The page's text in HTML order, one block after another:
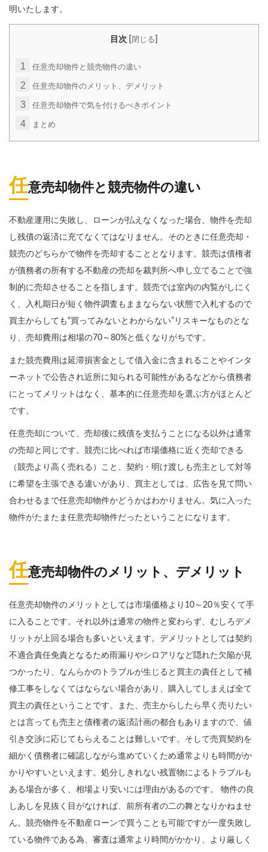
明いたします。
目次 [閉じる]
1 任意売却物件と競売物件の違い
2 任意売却物件のメリット、デメリット
3 任意売却物件で気を付けるべきポイント
4 まとめ
任意売却物件と競売物件の違い
不動産運用に失敗し、ローンが払えなくなった場合、物件を売却
し残債の返済に充てなくてはなりません。そのときに任意売却・
競売のどちらかで物件を売却することとなります。競売は債権者
が債務者の所有する不動産の売却を裁判所へ申し立てることで強
制的に売却させることを指します。競売では室内の内覧がしにく
く、入札期日が短く物件調査もままならない状態で入札するので
買主からしても“買ってみないとわからない”リスキーなものとな
り、売却費用は相場の70～80%と低くなりがちです。
また競売費用は延滞損害金として借入金に含まれることやインタ
ーネットで公告され近所に知られる可能性があるなどから債務者
にとってメリットはなく、基本的に任意売却を選ぶ方がほとんど
です。
任意売却について、売却後に残債を支払うことになる以外は通常
の売却と同じです。競売に比べれば市場価格に近く売却できる
（競売より高く売れる）こと、契約・明け渡しも売主として対等
に希望を主張できる違いがあり、買主としては、広告を見て問い
合わせるまで任意売却物件かどうかはわかりません。気に入った
物件がたまたま任意売却物件だったということになります。
任意売却物件のメリット、デメリット
任意売却物件のメリットとしては市場価格より10～20％安くて手
に入ることです。それ以外は通常の物件と変わらず、むしろデメ
リットが上回る場合も多いといえます。デメリットとしては契約
不適合責任免責となるため雨漏りやシロアリなど隠れた欠陥が見
つかったり、なんらかのトラブルが生じると買主の責任として補
修工事をしなくてはならない場合があり、購入してしまえば全て
買主の責任ということです。また、売主からしたら早く売りたい
とは言っても売主と債権者の返済計画の都合もありますので、値
引き交渉に応じてもらえることは難しいです。そして売買契約を
細かく債務者に確認しながら進めていくため通常よりも時間がか
かりやすいといえます。処分しきれない残置物によるトラブルも
ある場合が多く、相場より安いには理由があるのです。 物件の良
しあしを見抜く目がなければ、前所有者の二の舞となりかねませ
ん。競売物件を不動産ローンで買うことも可能ですが一度失敗し
ている物件である為、審査は通常より時間がかかり、より厳しく